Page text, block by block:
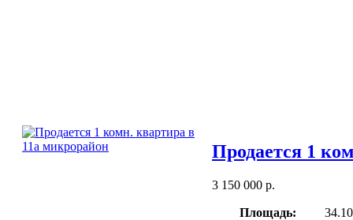
Продается 1
3 150 000 р.
Площадь: